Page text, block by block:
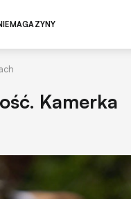
MAGAZYNY
Kamerka